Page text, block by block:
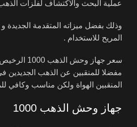
عملية البحث والاكتشاف لفلزات
وذلك بفضل ميزاته المتقدمة الجديدة
المريح للاستخدام .
سعر جهاز وحش
مفضلا للمنقبين عن الذهب الجديدين
المنقبين الهواة ولكن مناسب وكافي
جهاز وحش الذهب 1000